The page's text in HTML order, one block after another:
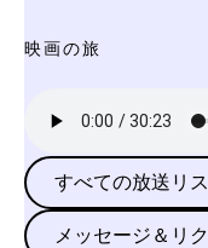
映画の旅
すべての放送リ
メッセージ＆リ